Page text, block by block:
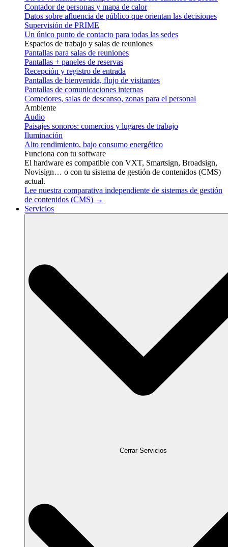
Contador de personas y mapa de calor
Datos sobre afluencia de público que orientan las decisiones
Supervisión de PRIME
Un único punto de contacto para todas las sedes
Espacios de trabajo y salas de reuniones
Pantallas para salas de reuniones
Pantallas + paneles de reservas
Recepción y registro de entrada
Pantallas de bienvenida, flujo de visitantes
Pantallas de comunicaciones internas
Comedores, salas de descanso, zonas para el personal
Ambiente
Audio
Paisajes sonoros: comercios y lugares de trabajo
Iluminación
Alto rendimiento, bajo consumo energético
Funciona con tu software
El hardware es compatible con VXT, Smartsign, Broadsign,
Novisign… o con tu sistema de gestión de contenidos (CMS)
actual.
Lee nuestra comparativa independiente de sistemas de gestión
de contenidos (CMS) →
Servicios
Cerrar Servicios